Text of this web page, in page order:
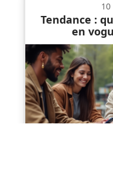
Tendance :
en